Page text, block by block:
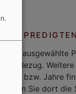
PREDIGTEN
Sie ausgewählte
Bezug.
bzw. Jahre
wenn Sie dort die